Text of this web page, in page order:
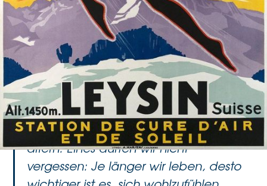
Erde leben, können wir nur durch
den Körper handeln und
kommunizieren. Deshalb sollten wir,
ungeachtet unserer Überzeugungen,
Ambitionen und Bestrebungen,
unseren Körper so jung und
leistungsfähig wie möglich erhalten
und lernen, mit Freude und Würde zu
altern. Eines dürfen wir nicht
vergessen: Je länger wir leben, desto